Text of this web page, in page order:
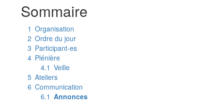
Sommaire
1 Organisation
2 Ordre du jour
3 Participant-es
4 Plénière
4.1 Veille
5 Ateliers
6 Communication
6.1 Annonces